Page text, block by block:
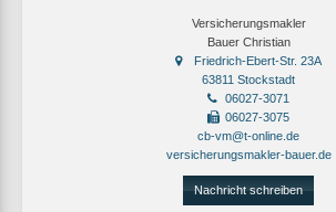
Versicherungsmakler
Bauer Christian
Friedrich-Ebert-Str. 23A
63811 Stockstadt
06027-3071
06027-3075
cb-vm@t-online.de
versicherungsmakler-bauer.de
Nachricht schreiben